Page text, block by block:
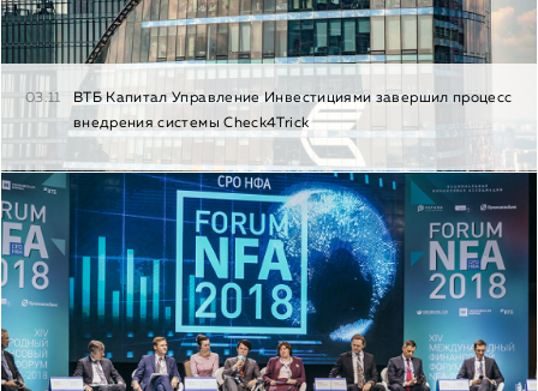
03.11
ВТБ Капитал Управление Инвестициями завершил процесс
внедрения системы Check4Trick